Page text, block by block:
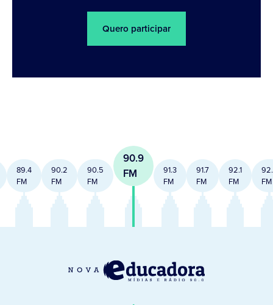
Quero participar
89.4
FM
90.2
FM
90.5
FM
90.9
FM
91.3
FM
91.7
FM
92.1
FM
FM